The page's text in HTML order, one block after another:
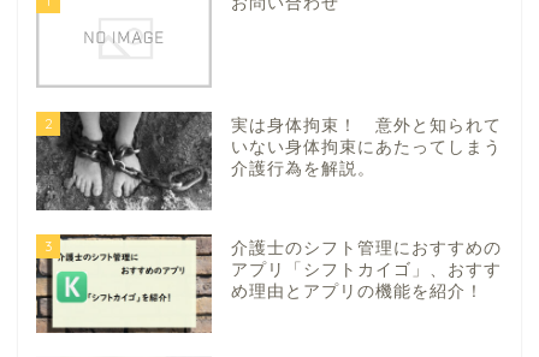
2
実は身体拘束！ 意外と知られて
いない身体拘束にあたってしまう
介護行為を解説。
3
介護士のシフト管理におすすめの
アプリ「シフトカイゴ」、おすす
め理由とアプリの機能を紹介！